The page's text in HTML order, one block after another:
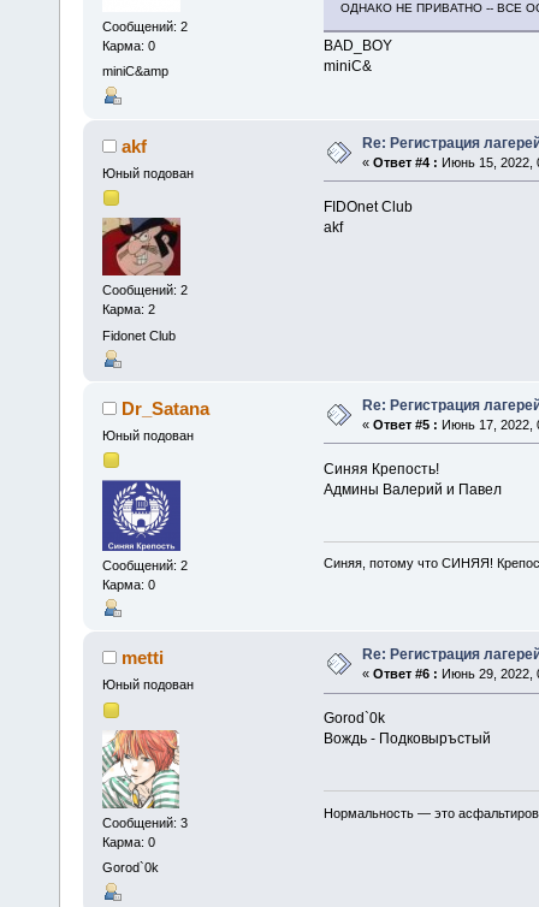
Сообщений: 2
Карма: 0
miniC&amp
ОДНАКО НЕ ПРИВАТНО -- ВСЕ
BAD_BOY
miniC&
akf
Юный подован
Сообщений: 2
Карма: 2
Fidonet Club
Re: Регистрация
« Ответ #4 : Июнь 15, 2022,
FIDOnet Club
akf
Dr_Satana
Юный подован
Сообщений: 2
Карма: 0
Re: Регистрация
« Ответ #5 : Июнь 17, 2022,
Синяя Крепость!
Админы Валерий и Павел
Синяя, потому что СИНЯЯ!
metti
Юный подован
Сообщений: 3
Карма: 0
Gorod`0k
Re: Регистрация
« Ответ #6 : Июнь 29, 2022,
Gorod`0k
Вождь - Подковыръстый
Нормальность — это